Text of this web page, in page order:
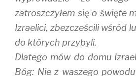
zatroszczyłem się o święte
Izraelici, zbezcześcili wśród
do których przybyli.
Dlatego mów do domu
Bóg: Nie z waszego